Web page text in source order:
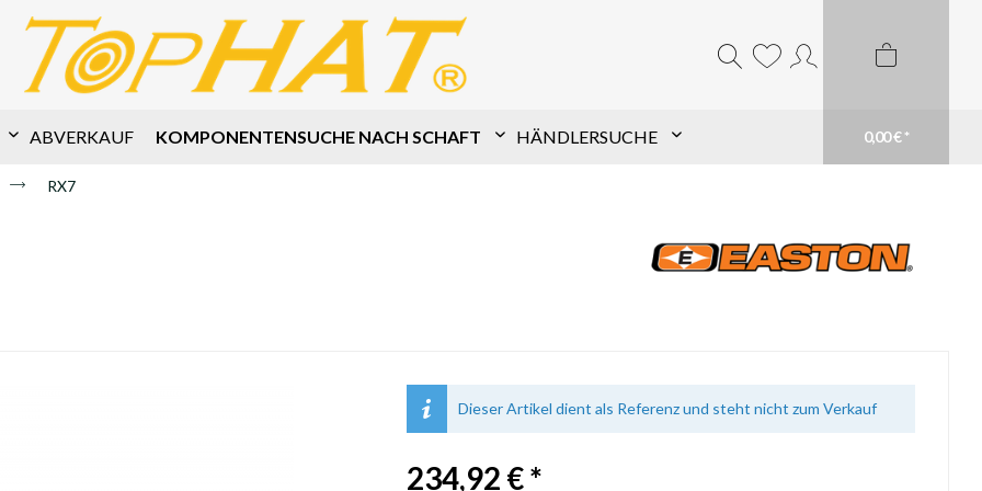
0,00 € *
ABVERKAUF
KOMPONENTENSUCHE NACH SCHAFT
HÄNDLERSUCHE
Komponentensuche nach
Schaft
Suchfeldmehr erfahren
RX7
Dieser Artikel dient als Referenz und steht nicht zum Verkauf
234,92 € *